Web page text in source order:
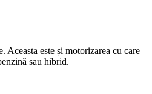
este și motorizarea cu care
sau hibrid.